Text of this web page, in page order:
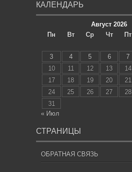
КАЛЕНДАРЬ
Август 2026
Пн
Вт Ср Чт Пт
3
4 5 6 7
10
11 12 13 14
17
18 19 20 21
24
25 26 27 28
31
« Июл
СТРАНИЦЫ
ОБРАТНАЯ СВЯЗЬ